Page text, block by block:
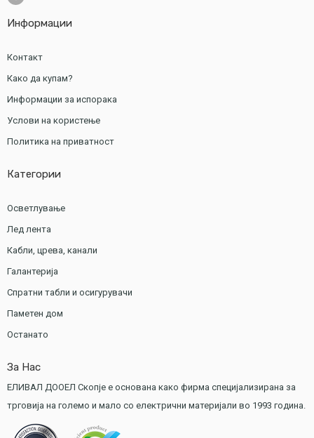
Информации
Контакт
Како да купам?
Информации за испорака
Услови на користење
Политика на приватност
Категории
Осветлување
Лед лента
Кабли, црева, канали
Галантерија
Спратни табли и осигурувачи
Паметен дом
Останато
За Нас
ЕЛИВАЛ ДООЕЛ Скопје е основана како фирма специјализирана за
трговија на големо и мало со електрични материјали во 1993 година.